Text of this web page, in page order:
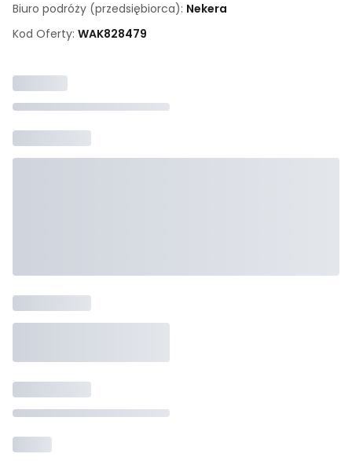
Biuro podróży (przedsiębiorca): Nekera
Kod Oferty: WAK828479